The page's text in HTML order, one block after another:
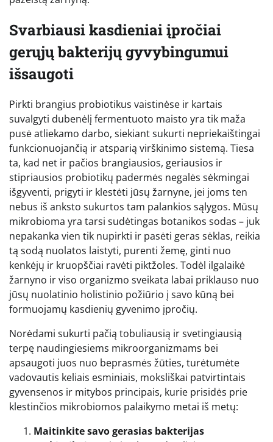
Svarbiausi kasdieniai įpročiai
gerųjų bakterijų gyvybingumui
išsaugoti
Pirkti brangius probiotikus vaistinėse ir kartais
suvalgyti dubenėlį fermentuoto maisto yra tik maža
pusė atliekamo darbo, siekiant sukurti nepriekaištingai
funkcionuojančią ir atsparią virškinimo sistemą. Tiesa
ta, kad net ir pačios brangiausios, geriausios ir
stipriausios probiotikų padermės negalės sėkmingai
išgyventi, prigyti ir klestėti jūsų žarnyne, jei joms ten
nebus iš anksto sukurtos tam palankios sąlygos. Mūsų
mikrobioma yra tarsi sudėtingas botanikos sodas – juk
nepakanka vien tik nupirkti ir pasėti geras sėklas, reikia
tą sodą nuolatos laistyti, purenti žemę, ginti nuo
kenkėjų ir kruopščiai ravėti piktžoles. Todėl ilgalaikė
žarnyno ir viso organizmo sveikata labai priklauso nuo
jūsų nuolatinio holistinio požiūrio į savo kūną bei
formuojamų kasdienių gyvenimo įpročių.
Norėdami sukurti pačią tobuliausią ir svetingiausią
terpę naudingiesiems mikroorganizmams bei
apsaugoti juos nuo beprasmės žūties, turėtumėte
vadovautis keliais esminiais, moksliškai patvirtintais
gyvensenos ir mitybos principais, kurie prisidės prie
klestinčios mikrobiomos palaikymo metai iš metų:
Maitinkite savo gerasias bakterijas